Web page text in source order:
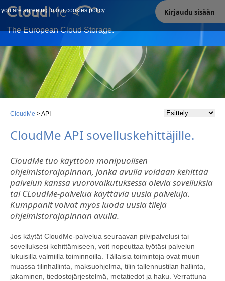
Our site uses cookies. By continuing to use our site you are
agreeing to our cookies policy.
you are agreeing to ourcookies policy.
The European Cloud Storage.
Kirjaudu sisään
CloudMe >API
CloudMe API sovelluskehittäjille.
CloudMe tuo käyttöön monipuolisen
ohjelmistorajapinnan, jonka avulla voidaan kehittää
palvelun kanssa vuorovaikutuksessa olevia sovelluksia
tai CLoudMe-palvelua käyttäviä uusia palveluja.
Kumppanit voivat myös luoda uusia tilejä
ohjelmistorajapinnan avulla.
Jos käytät CloudMe-palvelua seuraavan pilvipalvelusi tai
sovelluksesi kehittämiseen, voit nopeuttaa työtäsi palvelun
lukuisilla valmiilla toiminnoilla. Tällaisia toimintoja ovat muun
muassa tilinhallinta, maksuohjelma, tilin tallennustilan hallinta,
jakaminen, tiedostojärjestelmä, metatiedot ja haku. Verrattuna